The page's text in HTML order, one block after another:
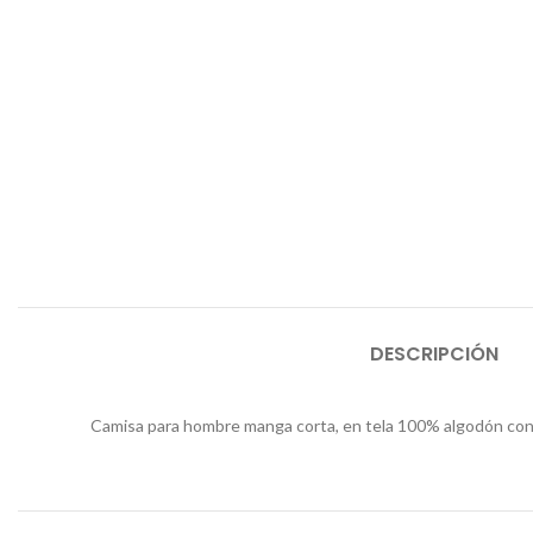
DESCRIPCIÓN
Camisa para hombre manga corta, en tela 100% algodón